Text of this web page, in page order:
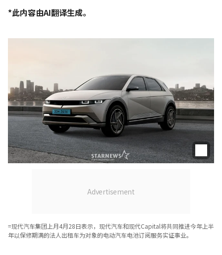
*此内容由AI翻译生成。
=现代汽车集团上月4月28日表示，现代汽车和现代Capital将共同推进今年上半
年以保修期满的法人出租车为对象的电动汽车电池订阅服务实证事业。